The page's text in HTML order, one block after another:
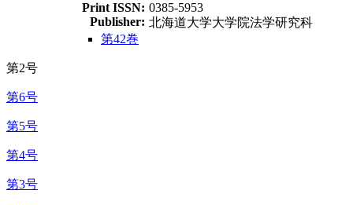
Print ISSN: 0385-5953
Publisher: 北海道大学大学院法学研究科
第42巻
第2号
第6号
第5号
第4号
第3号